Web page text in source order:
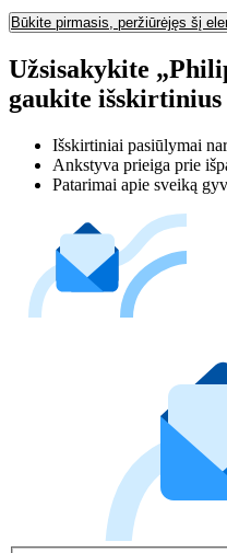
Būkite pirmasis, peržiūrėjęs šį
Užsisakykite
gaukite išskirtinius
Išskirtiniai pasiūlymai
Ankstyva prieiga prie
Patarimai apie sveiką